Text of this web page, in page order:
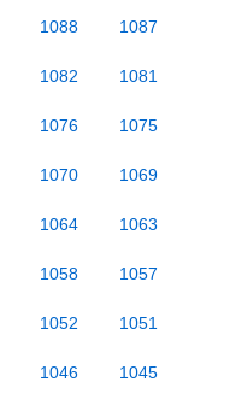
1088 1087
1082 1081
1076 1075
1070 1069
1064 1063
1058 1057
1052 1051
1046 1045